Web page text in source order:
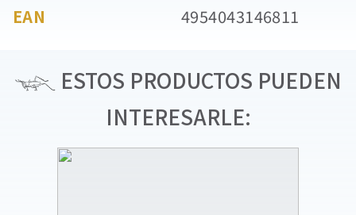
EAN
4954043146811
ESTOS PRODUCTOS PUEDEN
INTERESARLE: